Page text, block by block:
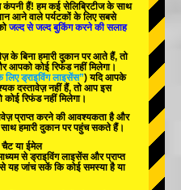
टोक्यो बे
कंपनीहैं! हमकई सेलिब्रिटीजके साथ
आने वाले पर्यटकों के लिएसबसे
जल्द से जल्द बुकिंग करने की सलाह
बिना हमारी दुकान पर आते हैं, तो
आपको कोई रिफंड नहीं मिलेगा।
लिए ड्राइविंग लाइसेंस”) यदि आपके
दस्तावेज़ नहीं हैं, तो आप इस
रिफंड नहीं मिलेगा।
प्राप्त करने की आवश्यकता है और
हमारी दुकान पर पहुंच सकते हैं।
या ईमेल
से ड्राइविंग लाइसेंस और प्राप्त
यह जांच सकें कि कोई समस्या है या